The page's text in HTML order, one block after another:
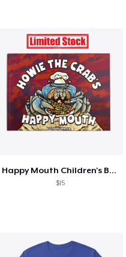
Happy Mouth Children's Book
$15